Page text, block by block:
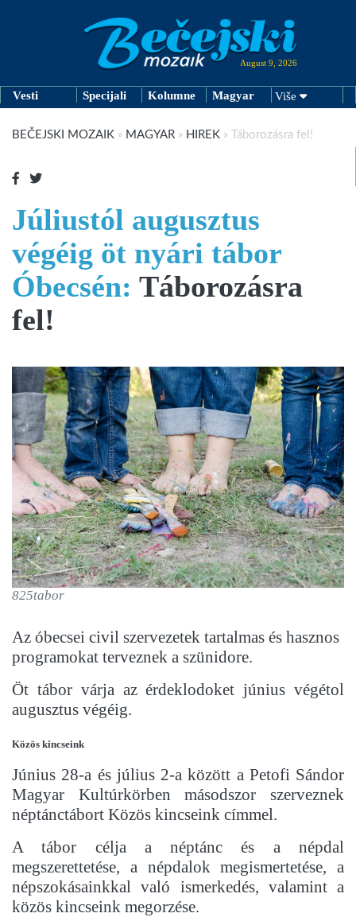
August 9, 2026
Vesti Specijali Kolumne Magyar Više
BEČEJSKI MOZAIK » MAGYAR » HIREK » Táborozásra fel!
Júliustól augusztus
végéig öt nyári tábor
Óbecsén: Táborozásra
fel!
825tabor
Az óbecsei civil szervezetek tartalmas és hasznos
programokat terveznek a szünidore.
Öt tábor várja az érdeklodoket június végétol
augusztus végéig.
Közös kincseink
Június 28-a és július 2-a között a Petofi Sándor
Magyar Kultúrkörben másodszor szerveznek
néptánctábort Közös kincseink címmel.
A tábor célja a néptánc és a népdal
megszerettetése, a népdalok megismertetése, a
népszokásainkkal való ismerkedés, valamint a
közös kincseink megorzése.